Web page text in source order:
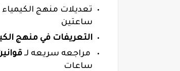
تعديلات منهج
ساعتين
التعريفات في منهج
مراجعه سريعه لـ
ساعات